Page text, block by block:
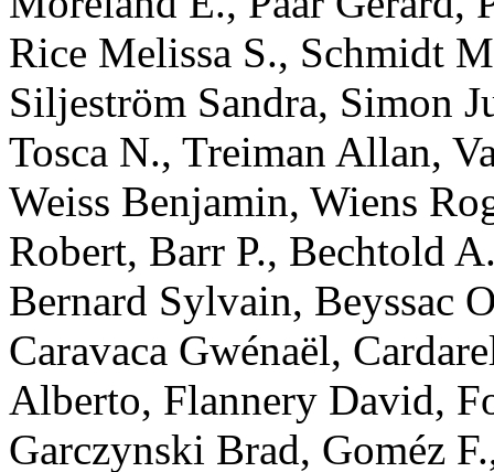
Rice Melissa S., Schmidt
Siljeström Sandra, Simon
Tosca N., Treiman Allan,
Weiss Benjamin, Wiens
Robert, Barr P., Bechtold
Bernard Sylvain, Beyssac
Caravaca Gwénaël,
Alberto, Flannery David,
Garczynski Brad, Goméz F.